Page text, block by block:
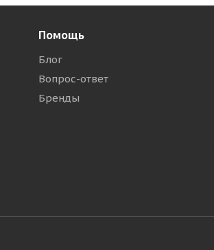
Помощь
Блог
Вопрос-ответ
Бренды